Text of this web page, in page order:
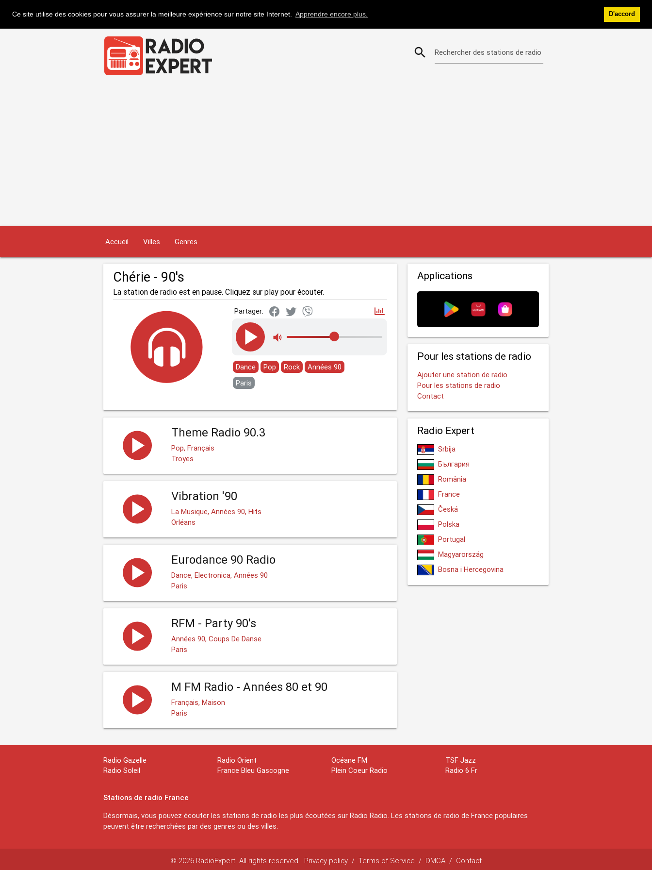
Ce site utilise des cookies pour vous assurer la meilleure expérience sur notre site Internet. Apprendre encore plus. D'accord
search Rechercher des stations de radio
Accueil Villes Genres
Chérie - 90's
La station de radio est en pause. Cliquez sur play pour écouter.
Partager:
Dance Pop Rock
Années 90
Paris
Theme Radio 90.3
Pop, Français
Troyes
Vibration '90
La Musique, Années 90, Hits
Orléans
Eurodance 90 Radio
Dance, Electronica, Années 90
Paris
RFM - Party 90's
Années 90, Coups De Danse
Paris
M FM Radio - Années 80 et 90
Français, Maison
Paris
Applications
Pour les stations de radio
Ajouter une station de radio
Pour les stations de radio
Contact
Radio Expert
Srbija
България
România
France
Česká
Polska
Portugal
Magyarország
Bosna i Hercegovina
Radio Gazelle
Radio Soleil
Radio Orient
France Bleu Gascogne
Océane FM
Plein Coeur Radio
TSF Jazz
Radio 6 Fr
Stations de radio France
Désormais, vous pouvez écouter les stations de radio les plus écoutées sur Radio Radio. Les stations de radio de France populaires
peuvent être recherchées par des genres ou des villes.
© 2026 RadioExpert. All rights reserved. Privacy policy / Terms of Service / DMCA / Contact